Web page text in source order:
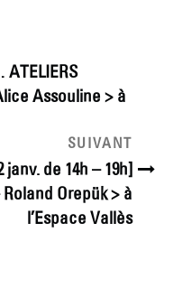
Assouline > à
SUIVANT
de 14h – 19h]
Roland Orepük > à
l’Espace Vallès